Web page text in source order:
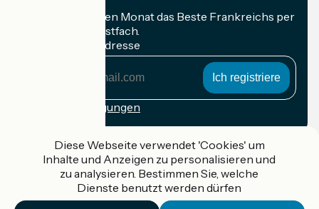
Erhalten Sie jeden Monat das Beste Frankreichs per
Rad in Ihrem Postfach.
Meine E-Mail-Adresse
Anmeldebedingungen
Gefördert im Rahmen von Destination France
Accueil Vélo Pro
Diese Webseite verwendet 'Cookies' um
Inhalte und Anzeigen zu personalisieren und
zu analysieren. Bestimmen Sie, welche
Dienste benutzt werden dürfen